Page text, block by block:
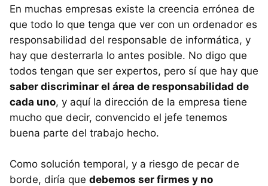
En muchas empresas existe la creencia errónea de
que todo lo que tenga que ver con un ordenador es
responsabilidad del responsable de informática, y
hay que desterrarla lo antes posible. No digo que
todos tengan que ser expertos, pero sí que hay que
saber discriminar el área de responsabilidad de
cada uno, y aquí la dirección de la empresa tiene
mucho que decir, convencido el jefe tenemos
buena parte del trabajo hecho.
Como solución temporal, y a riesgo de pecar de
borde, diría que debemos ser firmes y no